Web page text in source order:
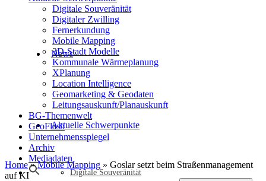
News
Aktuelle Schwerpunkte
Digitale Souveränität
Digitale Souveränität
Digitaler Zwilling
Fernerkundung
Mobile Mapping
3D-Stadt Modelle
Kommunale Wärmeplanung
XPlanung
Location Intelligence
Geomarketing & Geodaten
Leitungsauskunft/Planauskunft
BG-Themenwelt
GeoFlash
Unternehmensspiegel
Archiv
Mediadaten
Home»Mobile Mapping » Goslar setzt beim Straßenmanagement
auf KI